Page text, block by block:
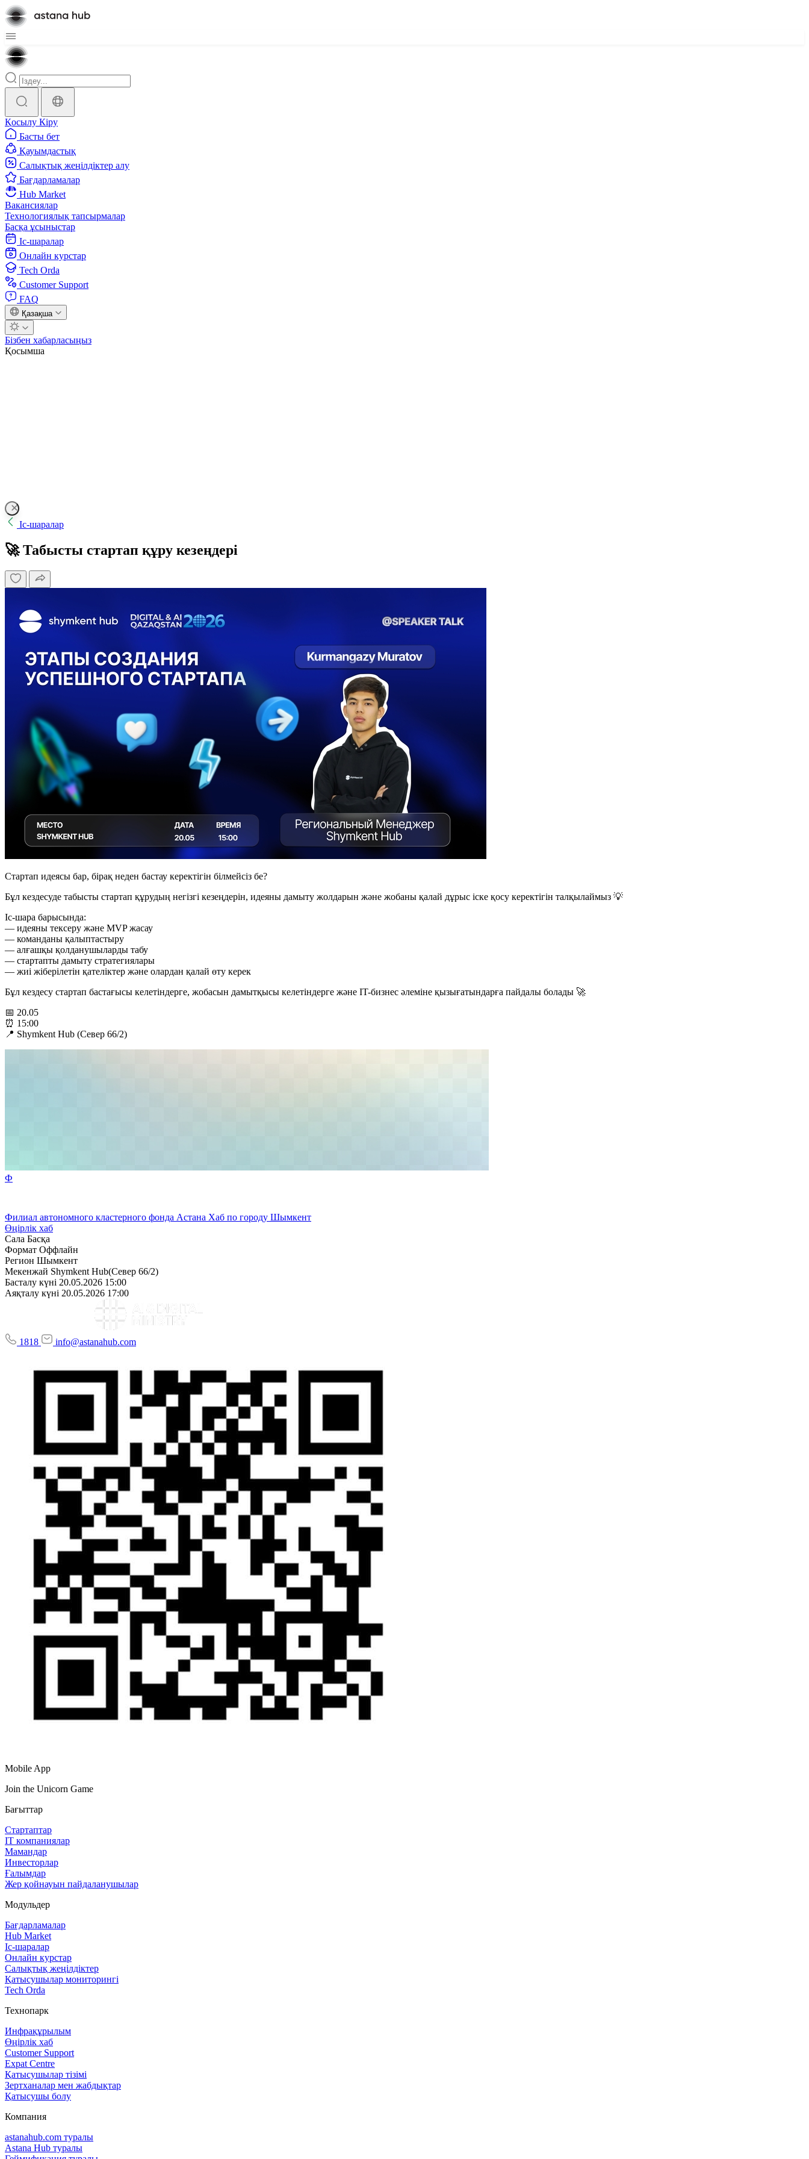
Қосылу Кіру
Басты бет
Қауымдастық
Салықтық жеңілдіктер алу
Бағдарламалар
Hub Market
Вакансиялар
Технологиялық тапсырмалар
Басқа ұсыныстар
Іс-шаралар
Онлайн курстар
Tech Orda
Customer Support
FAQ
Қазақша
Бізбен хабарласыңыз
Қосымша
Іс-шаралар
🚀 Табысты стартап құру кезеңдері
Стартап идеясы бар, бірақ неден бастау керектігін білмейсіз бе?
Бұл кездесуде табысты стартап құрудың негізгі кезеңдерін, идеяны дамыту жолдарын және жобаны қалай дұрыс іске қосу керектігін талқылаймыз 💡
Іс-шара барысында:
— идеяны тексеру және MVP жасау
— команданы қалыптастыру
— алғашқы қолданушыларды табу
— стартапты дамыту стратегиялары
— жиі жіберілетін қателіктер және олардан қалай өту керек
Бұл кездесу стартап бастағысы келетіндерге, жобасын дамытқысы келетіндерге және IT-бизнес әлеміне қызығатындарға пайдалы болады 🚀
📅 20.05
⏰ 15:00
📍 Shymkent Hub (Север 66/2)
Ф
Филиал автономного кластерного фонда Астана Хаб по городу Шымкент
Өңірлік хаб
Сала Басқа
Формат Оффлайн
Регион Шымкент
Мекенжай Shymkent Hub(Север 66/2)
Басталу күні 20.05.2026 15:00
Аяқталу күні 20.05.2026 17:00
1818 info@astanahub.com
Mobile App
Join the Unicorn Game
Бағыттар
Стартаптар
IT компаниялар
Мамандар
Инвесторлар
Ғалымдар
Жер қойнауын пайдаланушылар
Модульдер
Бағдарламалар
Hub Market
Іс‑шаралар
Онлайн курстар
Салықтық жеңілдіктер
Қатысушылар мониторингі
Tech Orda
Технопарк
Инфрақұрылым
Өңірлік хаб
Customer Support
Expat Centre
Қатысушылар тізімі
Зертханалар мен жабдықтар
Қатысушы болу
Компания
astanahub.com туралы
Astana Hub туралы